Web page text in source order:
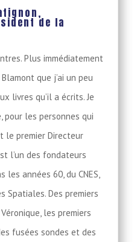
de la
Plus immédiatement
que j’ai un peu
livres qu’il a écrits. Je
pour les personnes qui
le premier Directeur
l’un des fondateurs
les années 60, du CNES,
Spatiales. Des premiers
les premiers
fusées sondes et des